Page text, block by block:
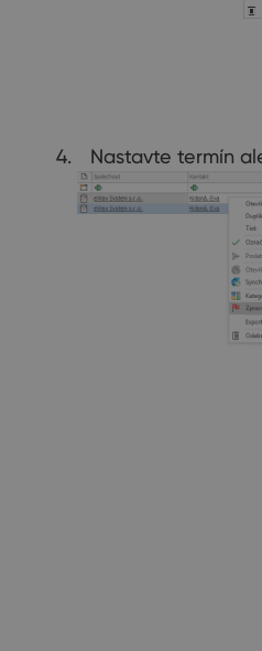
Nastavte termín